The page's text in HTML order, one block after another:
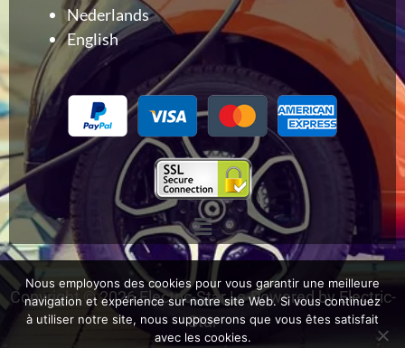
Nederlands
English
Menu
Copyright © 2026 Electric-Star | e-Powered by Electric-
Star
Nous employons des cookies pour vous garantir une meilleure
navigation et expérience sur notre site Web. Si vous continuez
à utiliser notre site, nous supposerons que vous êtes satisfait
avec les cookies.